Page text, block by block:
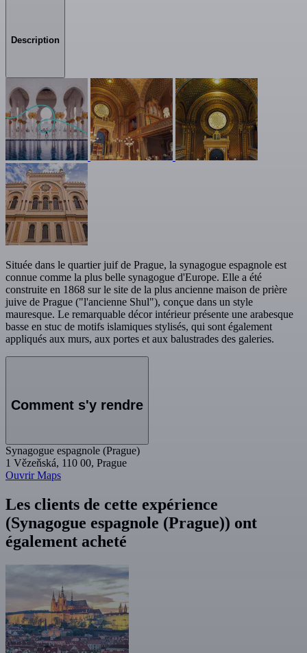
Description
Située dans le quartier juif de Prague, la synagogue espagnole est
connue comme la plus belle synagogue d'Europe. Elle a été
construite en 1868 sur le site de la plus ancienne maison de prière
juive de Prague ("l'ancienne Shul"), conçue dans un style
mauresque. Le remarquable décor intérieur présente une arabesque
basse en stuc de motifs islamiques stylisés, qui sont également
appliqués aux murs, aux portes et aux balustrades des galeries.
Comment s'y rendre
Synagogue espagnole (Prague)
1 Vězeňská, 110 00, Prague
Ouvrir Maps
Les clients de cette expérience
(Synagogue espagnole (Prague)) ont
également acheté